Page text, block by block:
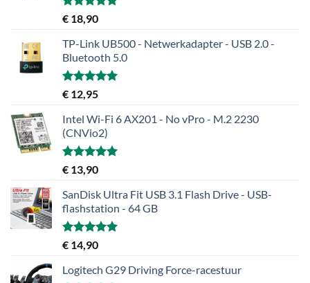
Gewaardeerd
uit 5
€ 18,90
TP-Link UB500 - Netwerkadapter - USB 2.0 -
Bluetooth 5.0
Gewaardeerd
uit 5
€ 12,95
Intel Wi-Fi 6 AX201 - No vPro - M.2 2230
(CNVio2)
Gewaardeerd
uit 5
€ 13,90
SanDisk Ultra Fit USB 3.1 Flash Drive - USB-
flashstation - 64 GB
Gewaardeerd
uit 5
€ 14,90
Logitech G29 Driving Force-racestuur